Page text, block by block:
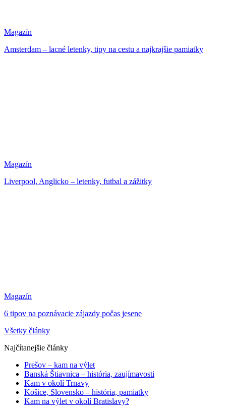
Magazín
Amsterdam – lacné letenky, tipy na cestu a najkrajšie pamiatky
Magazín
Liverpool, Anglicko – letenky, futbal a zážitky
Magazín
6 tipov na poznávacie zájazdy počas jesene
Všetky články
Najčítanejšie články
Prešov – kam na výlet
Banská Štiavnica – história, zaujímavosti
Kam v okolí Trnavy
Košice, Slovensko – história, pamiatky
Kam na výlet v okolí Bratislavy?